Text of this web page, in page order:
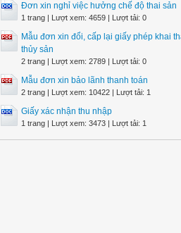
Đơn xin nghỉ việc hưởng chế độ thai sản
1 trang | Lượt xem: 4659 | Lượt tải: 0
Mẫu đơn xin đổi, cấp lại giấy phép khai
thủy sản
2 trang | Lượt xem: 2789 | Lượt tải: 0
Mẫu đơn xin bảo lãnh thanh toán
2 trang | Lượt xem: 10422 | Lượt tải: 1
Giấy xác nhận thu nhập
1 trang | Lượt xem: 3473 | Lượt tải: 1